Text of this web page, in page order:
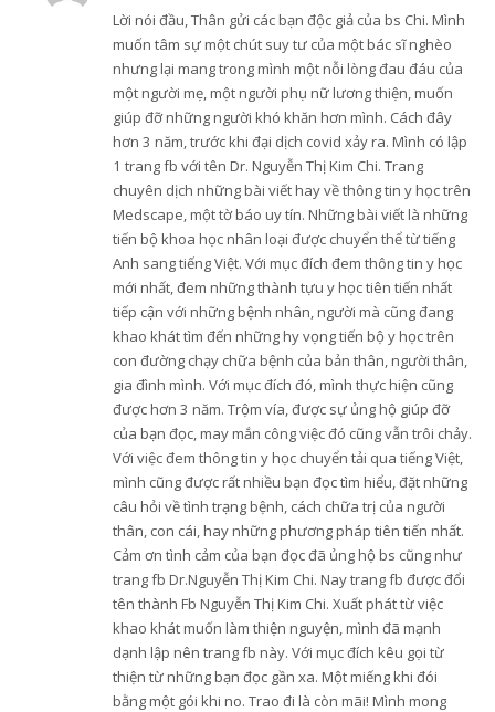
Lời nói đầu, Thân gửi các bạn độc giả của bs Chi. Mình
muốn tâm sự một chút suy tư của một bác sĩ nghèo
nhưng lại mang trong mình một nỗi lòng đau đáu của
một người mẹ, một người phụ nữ lương thiện, muốn
giúp đỡ những người khó khăn hơn mình. Cách đây
hơn 3 năm, trước khi đại dịch covid xảy ra. Mình có lập
1 trang fb với tên Dr. Nguyễn Thị Kim Chi. Trang
chuyên dịch những bài viết hay về thông tin y học trên
Medscape, một tờ báo uy tín. Những bài viết là những
tiến bộ khoa học nhân loại được chuyển thể từ tiếng
Anh sang tiếng Việt. Với mục đích đem thông tin y học
mới nhất, đem những thành tựu y học tiên tiến nhất
tiếp cận với những bệnh nhân, người mà cũng đang
khao khát tìm đến những hy vọng tiến bộ y học trên
con đường chạy chữa bệnh của bản thân, người thân,
gia đình mình. Với mục đích đó, mình thực hiện cũng
được hơn 3 năm. Trộm vía, được sự ủng hộ giúp đỡ
của bạn đọc, may mắn công việc đó cũng vẫn trôi chảy.
Với việc đem thông tin y học chuyển tải qua tiếng Việt,
mình cũng được rất nhiều bạn đọc tìm hiểu, đặt những
câu hỏi về tình trạng bệnh, cách chữa trị của người
thân, con cái, hay những phương pháp tiên tiến nhất.
Cảm ơn tình cảm của bạn đọc đã ủng hộ bs cũng như
trang fb Dr.Nguyễn Thị Kim Chi. Nay trang fb được đổi
tên thành Fb Nguyễn Thị Kim Chi. Xuất phát từ việc
khao khát muốn làm thiện nguyện, mình đã mạnh
dạnh lập nên trang fb này. Với mục đích kêu gọi từ
thiện từ những bạn đọc gần xa. Một miếng khi đói
bằng một gói khi no. Trao đi là còn mãi! Mình mong